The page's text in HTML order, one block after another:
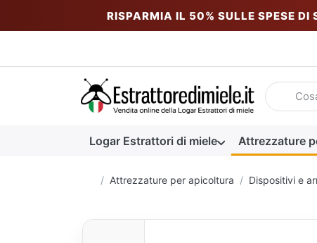
RISPARMIA IL 50% SULLE SPESE DI
Inserire
Logar Estrattori di miele Attrezzature
Homepage
Attrezzature per apicoltura Dispositivi e